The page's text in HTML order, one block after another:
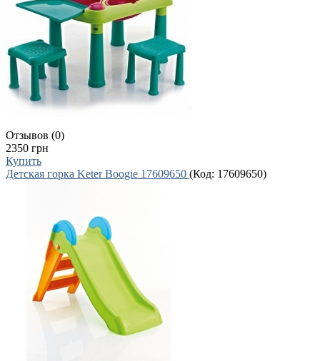
Отзывов (0)
2350 грн
Купить
Детская горка Keter Boogie 17609650 (Код: 17609650)